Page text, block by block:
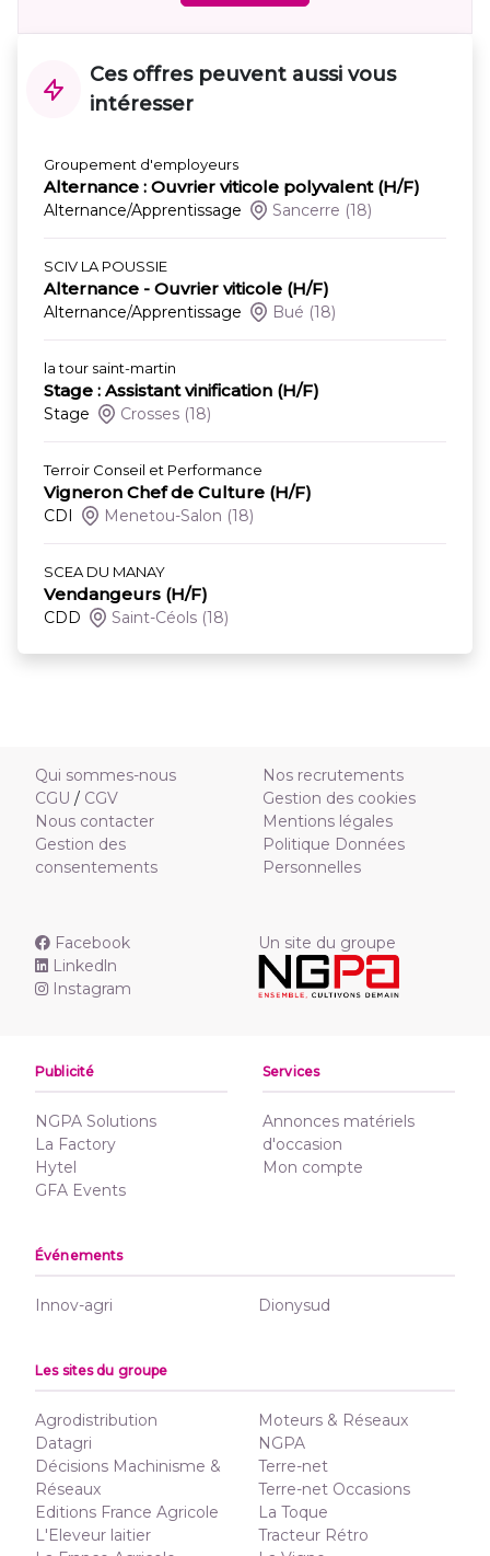
Ces offres peuvent aussi vous
intéresser
Groupement d'employeurs
Alternance : Ouvrier viticole polyvalent (H/F)
Alternance/Apprentissage Sancerre (18)
SCIV LA POUSSIE
Alternance - Ouvrier viticole (H/F)
Alternance/Apprentissage Bué (18)
la tour saint-martin
Stage : Assistant vinification (H/F)
Stage Crosses (18)
Terroir Conseil et Performance
Vigneron Chef de Culture (H/F)
CDI Menetou-Salon (18)
SCEA DU MANAY
Vendangeurs (H/F)
CDD Saint-Céols (18)
Qui sommes-nous
CGU / CGV
Nous contacter
Gestion des
consentements
Nos recrutements
Gestion des cookies
Mentions légales
Politique Données
Personnelles
Facebook
Linkedln
Instagram
Un site du groupe
Publicité
NGPA Solutions
La Factory
Hytel
GFA Events
Services
Annonces matériels
d'occasion
Mon compte
Événements
Innov-agri Dionysud
Les sites du groupe
Agrodistribution
Datagri
Décisions Machinisme &
Réseaux
Editions France Agricole
L'Eleveur laitier
Moteurs & Réseaux
NGPA
Terre-net
Terre-net Occasions
La Toque
Tracteur Rétro